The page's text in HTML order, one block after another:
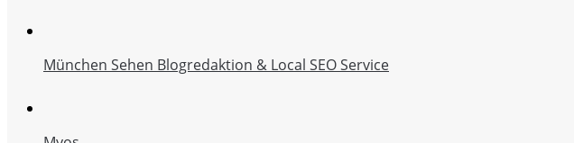
München Sehen Blogredaktion & Local SEO Service